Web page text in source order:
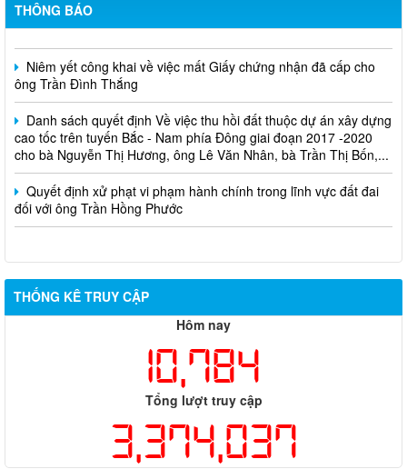
THÔNG BÁO
Cuộc thi trực tuyến tìm hiểu pháp luật năm 2026.
Niêm yết công khai về việc mất Giấy chứng nhận đã cấp cho
ông Trần Đình Thắng
Danh sách quyết định Về việc thu hồi đất thuộc dự án xây dựng
cao tốc trên tuyến Bắc - Nam phía Đông giai đoạn 2017 -2020
cho bà Nguyễn Thị Hương, ông Lê Văn Nhân, bà Trần Thị Bốn,...
Quyết định xử phạt vi phạm hành chính trong lĩnh vực đất đai
đối với ông Trần Hồng Phước
THỐNG KÊ TRUY CẬP
Hôm nay
10,784
Tổng lượt truy cập
3,374,037